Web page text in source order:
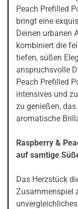
Peach Prefilled
bringt eine
Deinen urbanen
kombiniert die
tiefen, süßen
anspruchsvolle
Peach Prefilled
intensives und
zu genießen,
aromatische
Raspberry &
auf samtige
Das Herzstück
Zusammenspiel